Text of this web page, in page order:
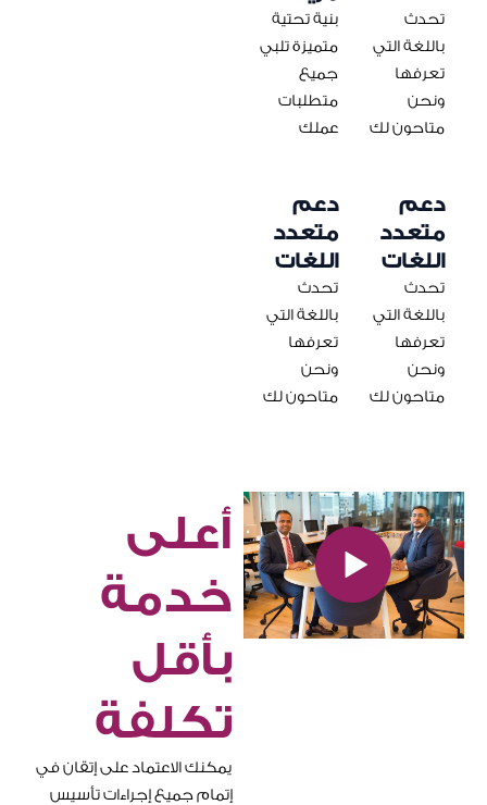
بنية تحتية
متميزة تلبي
جميع
متطلبات
عملك
تحدث
باللغة التي
تعرفها
ونحن
متاحون لك
دعم
متعدد
اللغات
تحدث
باللغة التي
تعرفها
ونحن
متاحون لك
دعم
متعدد
اللغات
تحدث
باللغة التي
تعرفها
ونحن
متاحون لك
أعلى
خدمة
بأقل
تكلفة
يمكنك الاعتماد على إتقان في
إتمام جميع إجراءات تأسيس